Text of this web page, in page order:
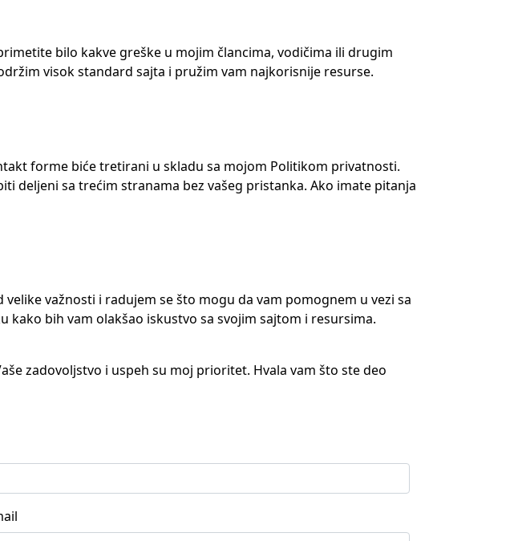
bilo kakve greške u mojim člancima, vodičima ili drugim
visok standard sajta i pružim vam najkorisnije resurse.
forme biće tretirani u skladu sa mojom Politikom privatnosti.
deljeni sa trećim stranama bez vašeg pristanka. Ako imate pitanja
važnosti i radujem se što mogu da vam pomognem u vezi sa
bih vam olakšao iskustvo sa svojim sajtom i resursima.
zadovoljstvo i uspeh su moj prioritet. Hvala vam što ste deo